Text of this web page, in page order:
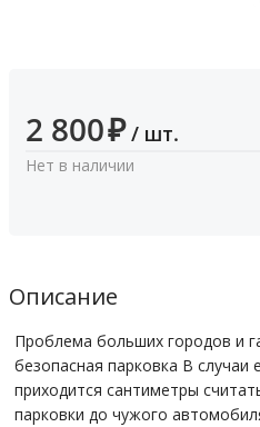
2 800₽ / шт.
Нет в наличии
Описание
Проблема больших городов и
безопасная парковка В случаи
приходится сантиметры
парковки до чужого